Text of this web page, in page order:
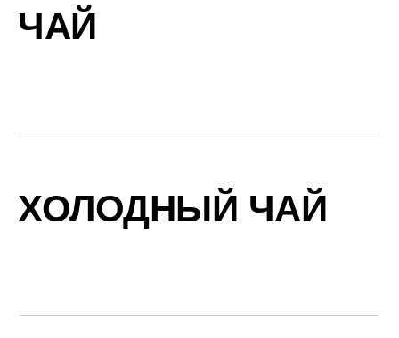
ЧАЙ
ХОЛОДНЫЙ ЧАЙ